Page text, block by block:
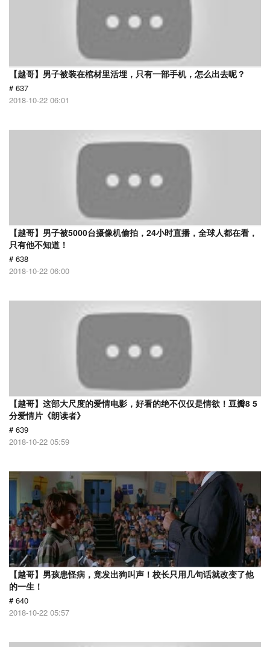
【越哥】男子被装在棺材里活埋，只有一部手机，怎么出去呢？
# 637
2018-10-22 06:01
【越哥】男子被5000台摄像机偷拍，24小时直播，全球人都在看，
只有他不知道！
# 638
2018-10-22 06:00
【越哥】这部大尺度的爱情电影，好看的绝不仅仅是情欲！豆瓣8 5
分爱情片《朗读者》
# 639
2018-10-22 05:59
【越哥】男孩患怪病，竟发出狗叫声！校长只用几句话就改变了他
的一生！
# 640
2018-10-22 05:57